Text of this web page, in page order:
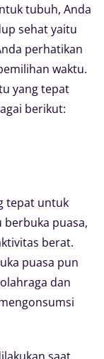
tubuh, Anda
sehat yaitu
perhatikan
waktu.
yang tepat
berikut:
tepat untuk
puasa,
berat.
puasa pun
dan
saat